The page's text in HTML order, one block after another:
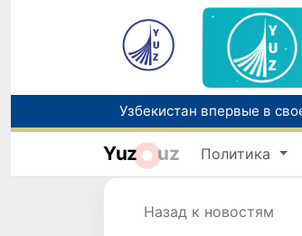
Yuz uz Политика
Назад к новостям